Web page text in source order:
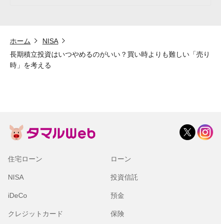
ホーム
NISA
長期積立投資はいつやめるのがいい？買い時よりも難しい「売り
時」を考える
住宅ローン ローン
NISA 投資信託
iDeCo 預金
クレジットカード 保険